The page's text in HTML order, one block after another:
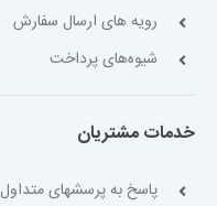
رویه های ارسال سفارش
شیوه‌های پرداخت
خدمات مشتریان
پاسخ به پرسشهای متداول